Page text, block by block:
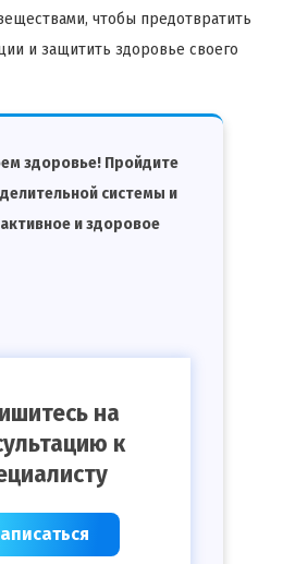
чтобы предотвратить
и защитить здоровье своего
здоровье! Пройдите
системы и
и здоровое
на
к